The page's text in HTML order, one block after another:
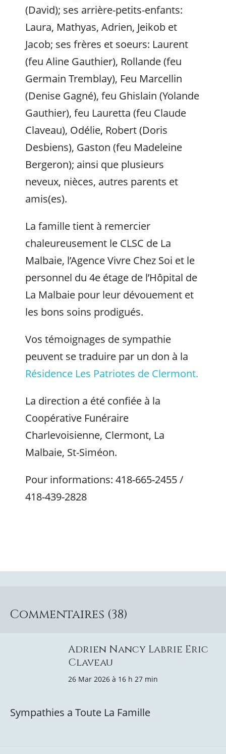
(David); ses arrière-petits-enfants:
Laura, Mathyas, Adrien, Jeikob et
Jacob; ses frères et soeurs: Laurent
(feu Aline Gauthier), Rollande (feu
Germain Tremblay), Feu Marcellin
(Denise Gagné), feu Ghislain (Yolande
Gauthier), feu Lauretta (feu Claude
Claveau), Odélie, Robert (Doris
Desbiens), Gaston (feu Madeleine
Bergeron); ainsi que plusieurs
neveux, nièces, autres parents et
amis(es).
La famille tient à remercier
chaleureusement le CLSC de La
Malbaie, l’Agence Vivre Chez Soi et le
personnel du 4e étage de l’Hôpital de
La Malbaie pour leur dévouement et
les bons soins prodigués.
Vos témoignages de sympathie
peuvent se traduire par un don à la
Résidence Les Patriotes de Clermont.
La direction a été confiée à la
Coopérative Funéraire
Charlevoisienne, Clermont, La
Malbaie, St-Siméon.
Pour informations: 418-665-2455 /
418-439-2828
Commentaires (38)
Adrien Nancy Labrie Eric
Claveau
26 Mar 2026 à 16 h 27 min
Sympathies a Toute La Famille